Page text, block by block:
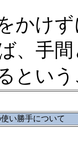
かけ
、手
とい
い勝手について